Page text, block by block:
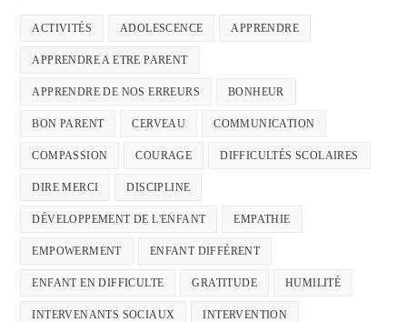
ACTIVITÉS ADOLESCENCE APPRENDRE
APPRENDRE A ETRE PARENT
APPRENDRE DE NOS ERREURS BONHEUR
BON PARENT CERVEAU COMMUNICATION
COMPASSION COURAGE DIFFICULTÉS SCOLAIRES
DIRE MERCI DISCIPLINE
DÉVELOPPEMENT DE L'ENFANT EMPATHIE
EMPOWERMENT ENFANT DIFFÉRENT
ENFANT EN DIFFICULTE GRATITUDE HUMILITÉ
INTERVENANTS SOCIAUX INTERVENTION